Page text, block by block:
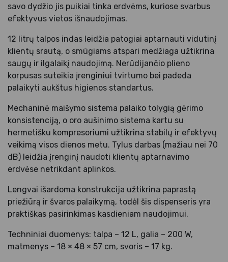
savo dydžio jis puikiai tinka erdvėms, kuriose svarbus
efektyvus vietos išnaudojimas.
12 litrų talpos indas leidžia patogiai aptarnauti vidutinį
klientų srautą, o smūgiams atspari medžiaga užtikrina
saugų ir ilgalaikį naudojimą. Nerūdijančio plieno
korpusas suteikia įrenginiui tvirtumo bei padeda
palaikyti aukštus higienos standartus.
Mechaninė maišymo sistema palaiko tolygią gėrimo
konsistenciją, o oro aušinimo sistema kartu su
hermetišku kompresoriumi užtikrina stabilų ir efektyvų
veikimą visos dienos metu. Tylus darbas (mažiau nei 70
dB) leidžia įrenginį naudoti klientų aptarnavimo
erdvėse netrikdant aplinkos.
Lengvai išardoma konstrukcija užtikrina paprastą
priežiūrą ir švaros palaikymą, todėl šis dispenseris yra
praktiškas pasirinkimas kasdieniam naudojimui.
Techniniai duomenys: talpa – 12 L, galia – 200 W,
matmenys – 18 × 48 × 57 cm, svoris – 17 kg.